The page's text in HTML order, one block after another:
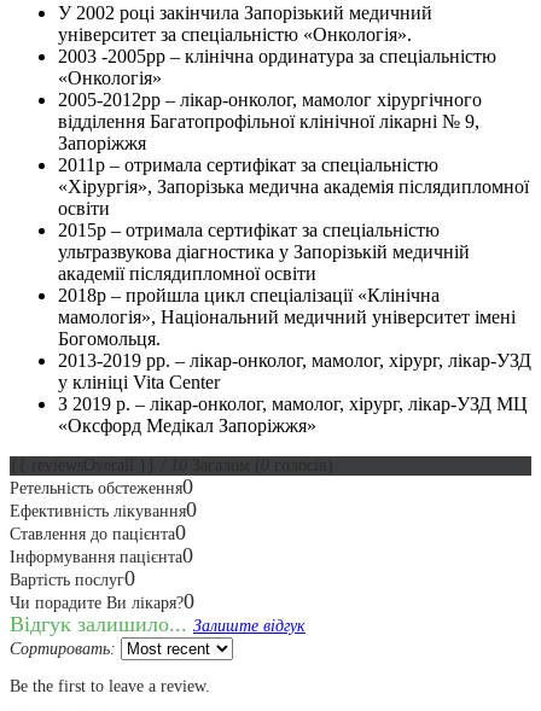
У 2002 році закінчила Запорізький медичний
університет за спеціальністю «Онкологія».
2003 -2005рр – клінічна ординатура за спеціальністю
«Онкологія»
2005-2012рр – лікар-онколог, мамолог хірургічного
відділення Багатопрофільної клінічної лікарні № 9,
Запоріжжя
2011р – отримала сертифікат за спеціальністю
«Хірургія», Запорізька медична академія післядипломної
освіти
2015р – отримала сертифікат за спеціальністю
ультразвукова діагностика у Запорізькій медичній
академії післядипломної освіти
2018р – пройшла цикл спеціалізації «Клінічна
мамологія», Національний медичний університет імені
Богомольця.
2013-2019 рр. – лікар-онколог, мамолог, хірург, лікар-УЗД
у клініці Vita Center
З 2019 р. – лікар-онколог, мамолог, хірург, лікар-УЗД МЦ
«Оксфорд Медікал Запоріжжя»
Ретельність обстеження0
Ефективність лікування0
Ставлення до пацієнта0
Інформування пацієнта0
Вартість послуг0
Чи порадите Ви лікаря?0
Відгук залишило... Залиште відгук
Сортировать:
Be the first to leave a review.